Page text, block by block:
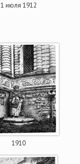
1 июля 1912
1910